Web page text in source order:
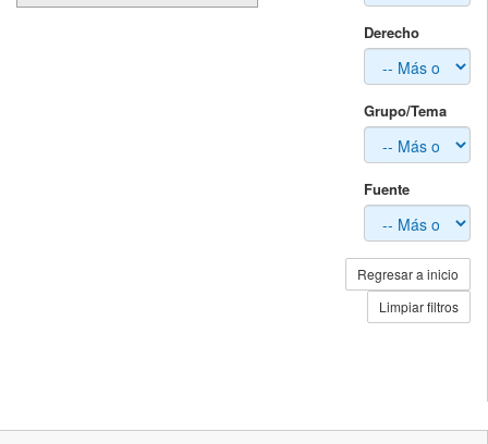
Derecho
Grupo/Tema
Fuente
Regresar a inicio
Limpiar filtros